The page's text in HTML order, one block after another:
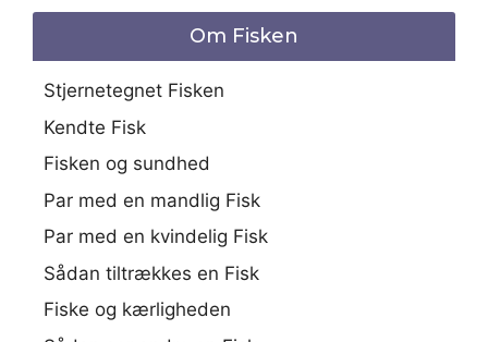
Om Fisken
Stjernetegnet Fisken
Kendte Fisk
Fisken og sundhed
Par med en mandlig Fisk
Par med en kvindelig Fisk
Sådan tiltrækkes en Fisk
Fiske og kærligheden